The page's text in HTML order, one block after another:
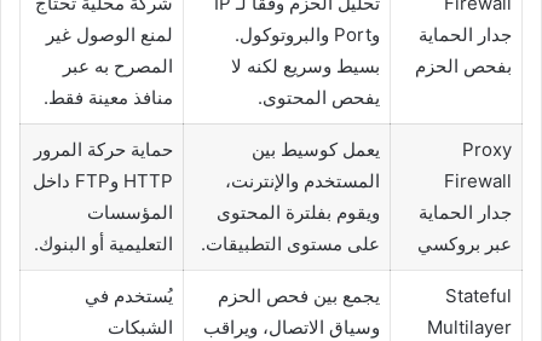
جدار الحماية
بفحص الحزم
وPort والبروتوكول.
بسيط وسريع لكنه لا
يفحص المحتوى.
لمنع الوصول غير
المصرح به عبر
منافذ معينة فقط.
Proxy
Firewall
جدار الحماية
عبر بروكسي
يعمل كوسيط بين
المستخدم والإنترنت،
ويقوم بفلترة المحتوى
على مستوى التطبيقات.
حماية حركة المرور
HTTP وFTP داخل
المؤسسات
التعليمية أو البنوك.
Stateful
Multilayer
يجمع بين فحص الحزم
وسياق الاتصال، ويراقب
يُستخدم في
الشبكات